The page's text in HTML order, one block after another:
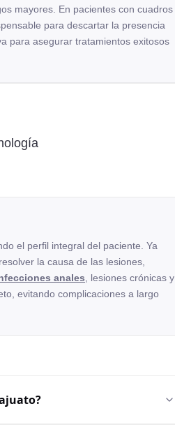
mayores. En pacientes con cuadros
para descartar la presencia
para asegurar tratamientos exitosos
el perfil integral del paciente. Ya
la causa de las lesiones,
anales , lesiones crónicas y
evitando complicaciones a largo